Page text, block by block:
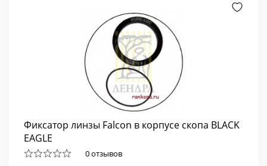
Фиксатор линзы Falcon в корпусе скопа BLACK
EAGLE
0 отзывов